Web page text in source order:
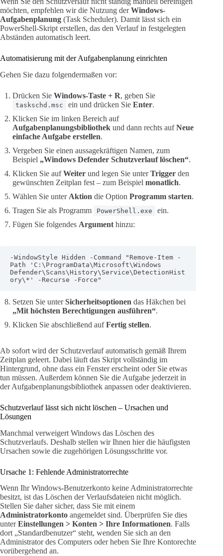
möchten, empfehlen wir die Nutzung derWindows-
Aufgabenplanung (Task Scheduler). Damit lässt sich ein
PowerShell-Skript erstellen, das den Verlauf in festgelegten
Abständen automatisch leert.
Automatisierung mit der Aufgabenplanung einrichten
Gehen Sie dazu folgendermaßen vor:
Drücken Sie Windows-Taste + R, geben Sie
taskschd.msc ein und drücken Sie Enter.
Klicken Sie im linken Bereich auf
Aufgabenplanungsbibliothek und dann rechts aufNeue
einfache Aufgabe erstellen.
Vergeben Sie einen aussagekräftigen Namen, zum
Beispiel „Windows Defender Schutzverlauf löschen“.
Klicken Sie aufWeiter und legen Sie unterTrigger den
gewünschten Zeitplan fest – zum Beispiel monatlich.
Wählen Sie unter Aktion die Option Programm starten.
Tragen Sie als Programm
PowerShell.exe
ein.
Fügen Sie folgendes Argument hinzu:
-WindowStyle Hidden -Command "Remove-Item -
Path 'C:\ProgramData\Microsoft\Windows
Defender\Scans\History\Service\DetectionHist
ory\*' -Recurse -Force"
Setzen Sie unterSicherheitsoptionen das Häkchen bei
„Mit höchsten Berechtigungen ausführen“.
Klicken Sie abschließend aufFertig stellen.
Ab sofort wird der Schutzverlauf automatisch gemäß Ihrem
Zeitplan geleert. Dabei läuft das Skript vollständig im
Hintergrund, ohne dass ein Fenster erscheint oder Sie etwas
tun müssen. Außerdem können Sie die Aufgabe jederzeit in
der Aufgabenplanungsbibliothek anpassen oder deaktivieren.
Schutzverlauf lässt sich nicht löschen – Ursachen und
Lösungen
Manchmal verweigert Windows das Löschen des
Schutzverlaufs. Deshalb stellen wir Ihnen hier die häufigsten
Ursachen sowie die zugehörigen Lösungsschritte vor.
Ursache 1: Fehlende Administratorrechte
Wenn Ihr Windows-Benutzerkonto keine Administratorrechte
besitzt, ist das Löschen der Verlaufsdateien nicht möglich.
Stellen Sie daher sicher, dass Sie mit einem
Administratorkonto angemeldet sind. Überprüfen Sie dies
unterEinstellungen > Konten > Ihre Informationen. Falls
dort „Standardbenutzer“ steht, wenden Sie sich an den
Administrator des Computers oder heben Sie Ihre Kontorechte
vorübergehend an.